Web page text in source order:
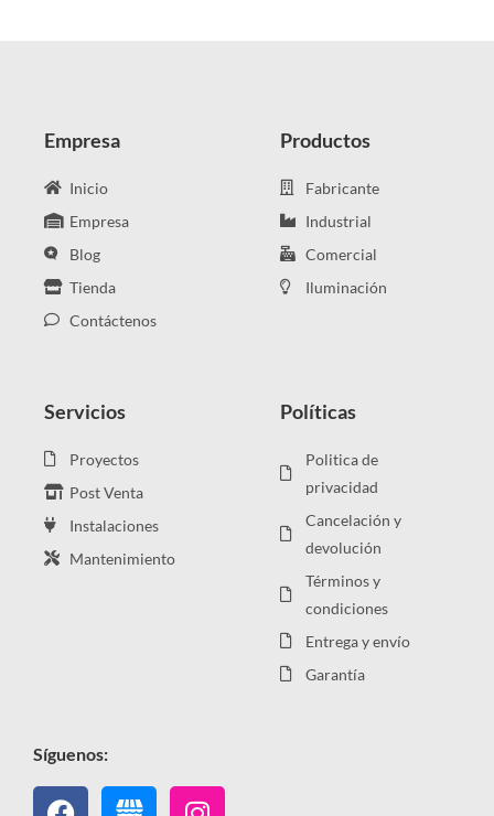
Empresa
Inicio
Empresa
Blog
Tienda
Contáctenos
Productos
Fabricante
Industrial
Comercial
Iluminación
Servicios
Proyectos
Post Venta
Instalaciones
Mantenimiento
Políticas
Politica de
privacidad
Cancelación y
devolución
Términos y
condiciones
Entrega y envío
Garantía
Síguenos:
Facebook Instagram